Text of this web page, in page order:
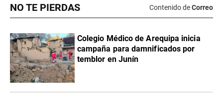
NO TE PIERDAS Contenido deCorreo
Colegio Médico de Arequipa inicia
campaña para damnificados por
temblor en Junín